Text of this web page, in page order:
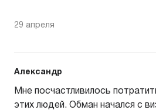
29 апреля
Александр
Мне посчастливилось
этих людей. Обман начался с